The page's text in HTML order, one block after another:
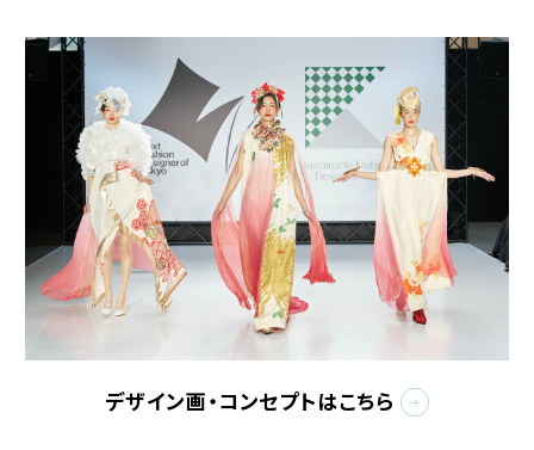
デザイン画・コンセプトはこちら